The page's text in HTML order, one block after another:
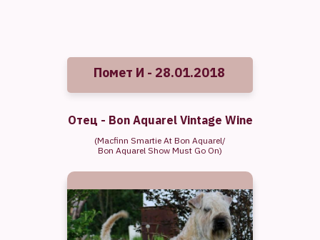
(Macfinn Smartie At Bon Aquarel/
Bon Aquarel Show Must Go On)
Отец - Bon Aquarel Vintage Wine
Помет И - 28.01.2018